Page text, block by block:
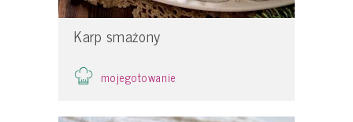
Karp smażony
mojegotowanie